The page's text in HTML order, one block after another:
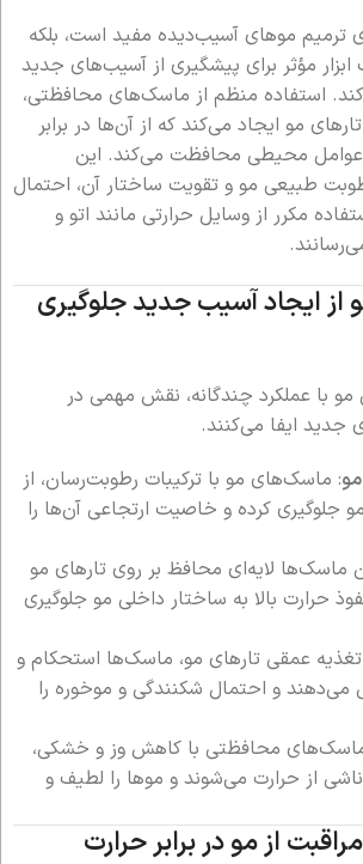
ترمیم موهای آسیب‌دیده مفید است، بلکه
ابزار مؤثر برای پیشگیری از آسیب‌های جدید
استفاده منظم از ماسک‌های محافظتی،
مو ایجاد می‌کند که از آن‌ها در برابر
عوامل محیطی محافظت می‌کند. این
طبیعی مو و تقویت ساختار آن، احتمال
مکرر از وسایل حرارتی مانند اتو و
ایجاد آسیب جدید جلوگیری
با عملکرد چندگانه، نقش مهمی در
جدید ایفا می‌کنند.
: ماسک‌های مو با ترکیبات رطوبت‌رسان، از
کرده و خاصیت ارتجاعی آن‌ها را
ماسک‌ها لایه‌ای محافظ بر روی تارهای مو
حرارت بالا به ساختار داخلی مو جلوگیری
تغذیه عمقی تارهای مو، ماسک‌ها استحکام و
می‌دهند و احتمال شکنندگی و موخوره را
محافظتی با کاهش وز و خشکی،
از حرارت می‌شوند و موها را لطیف و
از مو در برابر حرارت